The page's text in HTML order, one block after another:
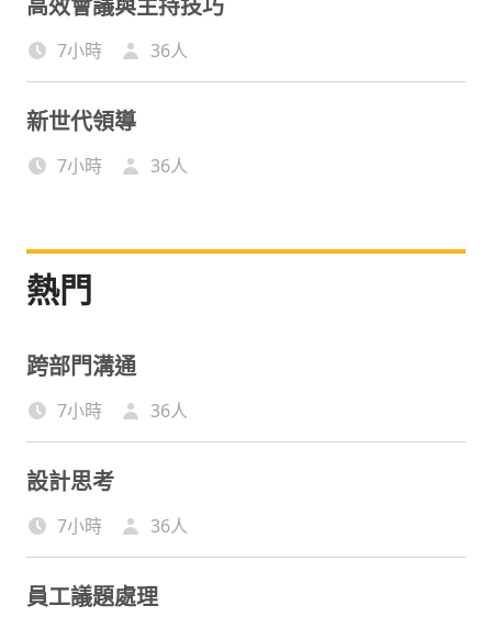
高效會議與主持技巧
7小時 36人
新世代領導
7小時 36人
熱門
跨部門溝通
7小時 36人
設計思考
7小時 36人
員工議題處理